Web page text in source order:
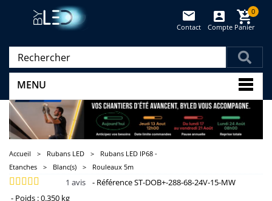
Panier
0
Compte
Contact
MENU
Accueil > Rubans LED >
Rubans LED IP68 -
Etanches
> Blanc(s) > Rouleaux 5m
1 avis - RéférenceST-DOB+-288-68-24V-15-MW
- Poids :0.350 kg